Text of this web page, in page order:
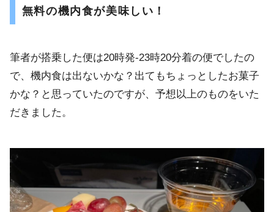
無料の機内食が美味しい！
筆者が搭乗した便は20時発‐23時20分着の便でしたの
で、機内食は出ないかな？出てもちょっとしたお菓子
かな？と思っていたのですが、予想以上のものをいた
だきました。